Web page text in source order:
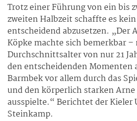
Trotz einer Führung von ein bis
zweiten Halbzeit schaffte es
entscheidend abzusetzen. „Der
Köpke machte sich bemerkbar
Durchschnittsalter von nur 21
den entscheidenden Momenten
Barmbek vor allem durch das
und den körperlich starken Arne
ausspielte.“ Berichtet der Kieler
Steinkamp.